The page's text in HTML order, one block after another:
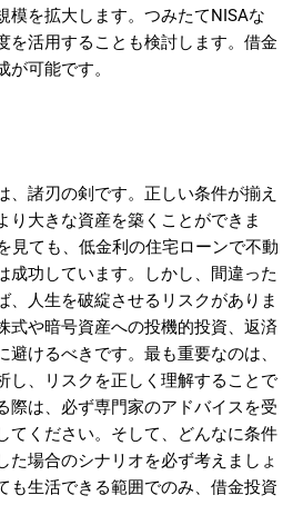
模を拡大します。つみたてNISAな
を活用することも検討します。借金
可能です。
、諸刃の剣です。正しい条件が揃え
り大きな資産を築くことができま
見ても、低金利の住宅ローンで不動
成功しています。しかし、間違った
、人生を破綻させるリスクがありま
式や暗号資産への投機的投資、返済
けるべきです。最も重要なのは、
し、リスクを正しく理解することで
際は、必ず専門家のアドバイスを受
てください。そして、どんなに条件
た場合のシナリオを必ず考えましょ
も生活できる範囲でのみ、借金投資